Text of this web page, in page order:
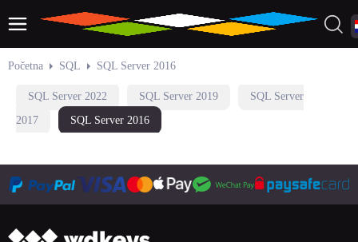
Početna SQL SQL Server 2016
SQL Server 2022 SQL Server 2019
SQL Server
2017
SQL Server 2016